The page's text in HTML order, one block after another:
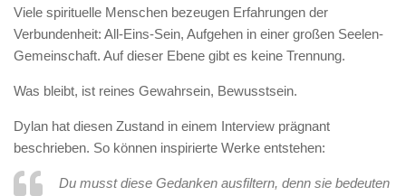
Viele spirituelle Menschen bezeugen Erfahrungen der
Verbundenheit: All-Eins-Sein, Aufgehen in einer großen Seelen-
Gemeinschaft. Auf dieser Ebene gibt es keine Trennung.
Was bleibt, ist reines Gewahrsein, Bewusstsein.
Dylan hat diesen Zustand in einem Interview prägnant
beschrieben. So können inspirierte Werke entstehen:
Du musst diese Gedanken ausfiltern, denn sie bedeuten